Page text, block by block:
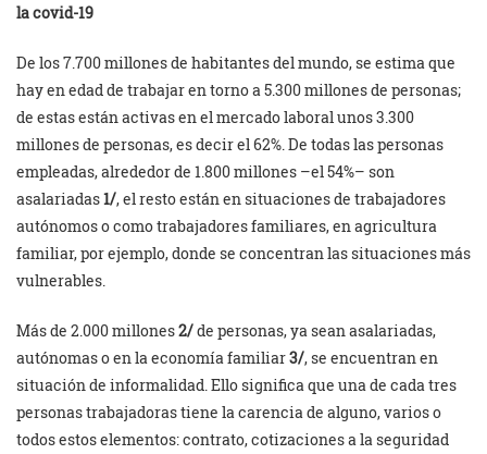
la covid-19
De los 7.700 millones de habitantes del mundo, se estima que
hay en edad de trabajar en torno a 5.300 millones de personas;
de estas están activas en el mercado laboral unos 3.300
millones de personas, es decir el 62%. De todas las personas
empleadas, alrededor de 1.800 millones –el 54%– son
asalariadas1/, el resto están en situaciones de trabajadores
autónomos o como trabajadores familiares, en agricultura
familiar, por ejemplo, donde se concentran las situaciones más
vulnerables.
Más de 2.000 millones2/de personas, ya sean asalariadas,
autónomas o en la economía familiar3/, se encuentran en
situación de informalidad. Ello significa que una de cada tres
personas trabajadoras tiene la carencia de alguno, varios o
todos estos elementos: contrato, cotizaciones a la seguridad